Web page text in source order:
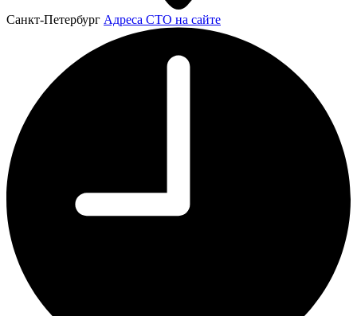
Санкт-Петербург Адреса СТО на сайте